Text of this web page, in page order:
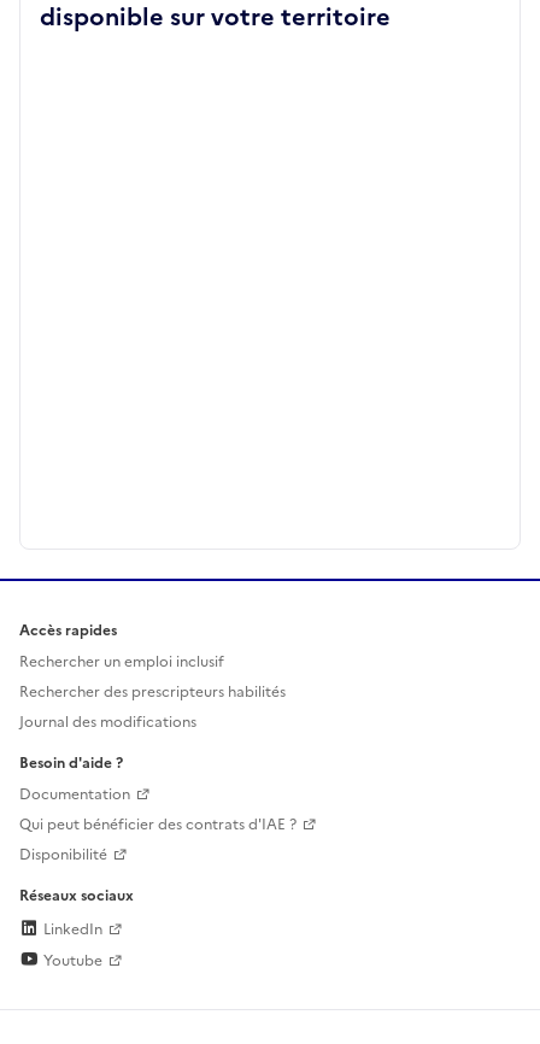
disponible sur votre territoire
Accès rapides
Rechercher un emploi inclusif
Rechercher des prescripteurs habilités
Journal des modifications
Besoin d'aide ?
Documentation
Qui peut bénéficier des contrats d'IAE ?
Disponibilité
Réseaux sociaux
LinkedIn
Youtube